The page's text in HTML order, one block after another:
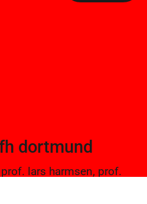
dortmund
lars harmsen, prof.